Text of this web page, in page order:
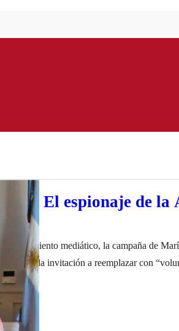
El espionaje de
hostigamiento mediático, la campaña de
la invitación a reemplazar con
Ese hilo no es otro que el trabajo de